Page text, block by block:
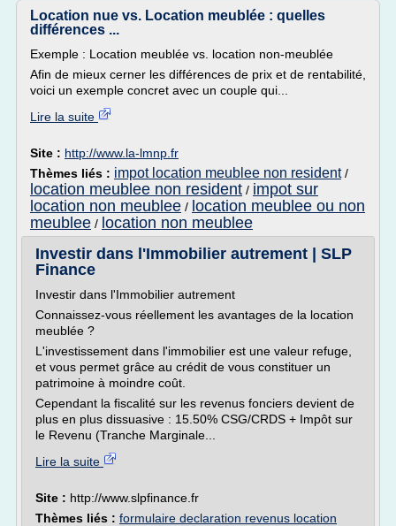
Location nue vs. Location meublée : quelles
différences ...
Exemple : Location meublée vs. location non-meublée
Afin de mieux cerner les différences de prix et de rentabilité,
voici un exemple concret avec un couple qui...
Lire la suite
Site : http://www.la-lmnp.fr
Thèmes liés : impot location meublee non resident/
location meublee non resident / impot sur
location non meublee / location meublee ou non
meublee / location non meublee
Investir dans l'Immobilier autrement | SLP
Finance
Investir dans l'Immobilier autrement
Connaissez-vous réellement les avantages de la location
meublée ?
L'investissement dans l'immobilier est une valeur refuge,
et vous permet grâce au crédit de vous constituer un
patrimoine à moindre coût.
Cependant la fiscalité sur les revenus fonciers devient de
plus en plus dissuasive : 15.50% CSG/CRDS + Impôt sur
le Revenu (Tranche Marginale...
Lire la suite
Site : http://www.slpfinance.fr
Thèmes liés : formulaire declaration revenus location